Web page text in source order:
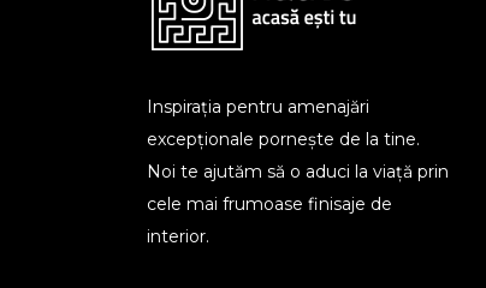
Inspirația pentru amenajări
excepționale pornește de la tine.
Noi te ajutăm să o aduci la viață prin
cele mai frumoase finisaje de
interior.